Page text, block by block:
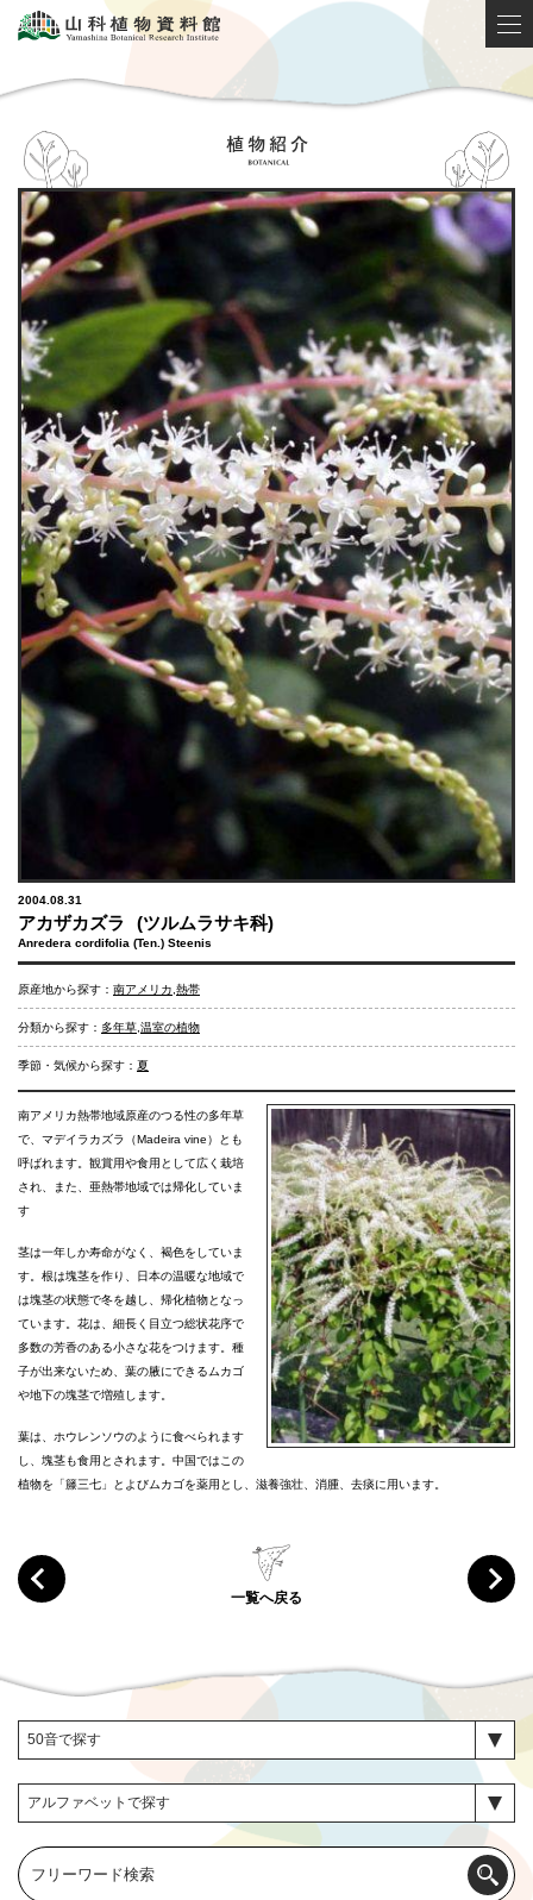
2004.08.31
アカザカズラ (ツルムラサキ科)
Anredera cordifolia (Ten.) Steenis
原産地から探す： 南アメリカ 熱帯
分類から探す： 多年草 温室の植物
季節・気候から探す： 夏
南アメリカ熱帯地域原産のつる性の多年草
で、マデイラカズラ（Madeira vine）とも
呼ばれます。観賞用や食用として広く栽培
され、また、亜熱帯地域では帰化していま
す
茎は一年しか寿命がなく、褐色をしていま
す。根は塊茎を作り、日本の温暖な地域で
は塊茎の状態で冬を越し、帰化植物となっ
ています。花は、細長く目立つ総状花序で
多数の芳香のある小さな花をつけます。種
子が出来ないため、葉の腋にできるムカゴ
や地下の塊茎で増殖します。
葉は、ホウレンソウのように食べられます
し、塊茎も食用とされます。中国ではこの
植物を「籐三七」とよびムカゴを薬用とし、滋養強壮、消腫、去痰に用います。
一覧へ戻る